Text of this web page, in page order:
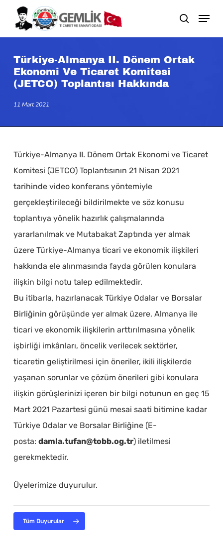
main
content
search
Türkiye-Almanya II. Dönem Ortak
Ekonomi Ve Ticaret Komitesi
(JETCO) Toplantısı Hakkında
11 Mart 2021
Türkiye-Almanya II. Dönem Ortak Ekonomi ve Ticaret
Komitesi (JETCO) Toplantısının 21 Nisan 2021
tarihinde video konferans yöntemiyle
gerçekleştirileceği bildirilmekte ve söz konusu
toplantıya yönelik hazırlık çalışmalarında
yararlanılmak ve Mutabakat Zaptında yer almak
üzere Türkiye-Almanya ticari ve ekonomik ilişkileri
hakkında ele alınmasında fayda görülen konulara
ilişkin bilgi notu talep edilmektedir.
Bu itibarla, hazırlanacak Türkiye Odalar ve Borsalar
Birliğinin görüşünde yer almak üzere, Almanya ile
ticari ve ekonomik ilişkilerin arttırılmasına yönelik
işbirliği imkânları, öncelik verilecek sektörler,
ticaretin geliştirilmesi için öneriler, ikili ilişkilerde
yaşanan sorunlar ve çözüm önerileri gibi konulara
ilişkin görüşlerinizi içeren bir bilgi notunun en geç 15
Mart 2021 Pazartesi günü mesai saati bitimine kadar
Türkiye Odalar ve Borsalar Birliğine (E-
posta: damla.tufan@tobb.og.tr) iletilmesi
gerekmektedir.
Üyelerimize duyurulur.
Tüm Duyurular